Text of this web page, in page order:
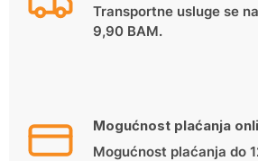
Transportne usluge se
9,90 BAM.
Mogućnost plaćanja
Mogućnost plaćanja do